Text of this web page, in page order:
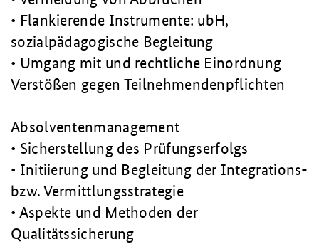
• Flankierende Instrumente: ubH,
sozialpädagogische Begleitung
• Umgang mit und rechtliche Einordnung
Verstößen gegen Teilnehmendenpflichten
Absolventenmanagement
• Sicherstellung des Prüfungserfolgs
• Initiierung und Begleitung der Integrations-
bzw. Vermittlungsstrategie
• Aspekte und Methoden der
Qualitätssicherung